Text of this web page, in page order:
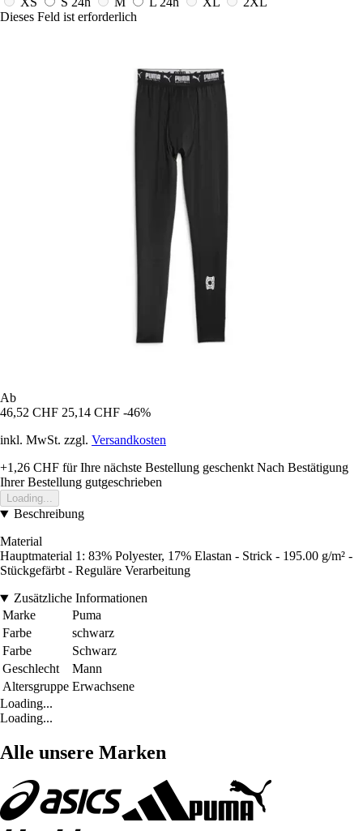
Dieses Feld ist erforderlich
Ab
46,52 CHF 25,14 CHF -46%
inkl. MwSt. zzgl. Versandkosten
+1,26 CHF für Ihre nächste Bestellung geschenkt Nach Bestätigung
Ihrer Bestellung gutgeschrieben
Loading...
Beschreibung
Material
Hauptmaterial 1: 83% Polyester, 17% Elastan - Strick - 195.00 g/m² -
Stückgefärbt - Reguläre Verarbeitung
Zusätzliche Informationen
Marke
Puma
Farbe
schwarz
Farbe
Schwarz
Geschlecht
Mann
Altersgruppe Erwachsene
Loading...
Loading...
Alle unsere Marken